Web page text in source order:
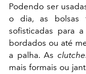
Podendo ser
o dia, as bolsas
sofisticadas para
bordados ou até
a palha. As
mais formais ou